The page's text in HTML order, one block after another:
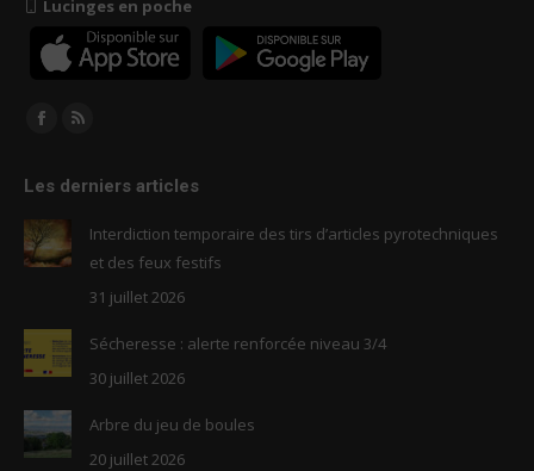
Lucinges en poche
Trouvez nous sur :
Facebook
opens
in
new
RSS
opens
new
window
Les derniers articles
Interdiction temporaire des tirs d’articles pyrotechniques
et des feux festifs
31 juillet 2026
Sécheresse : alerte renforcée niveau 3/4
30 juillet 2026
Arbre du jeu de boules
20 juillet 2026